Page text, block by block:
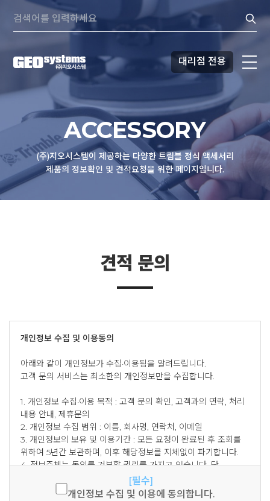
콘텐츠로
바로가기
Search:
대리점 전용
ACCESSORY
(주)지오시스템이 제공하는 다양한 트림블 정식 액세서리
제품의 정보확인 및 견적요청을 위한 페이지입니다.
견적 문의
알려드립니다. 고객 문의 서비스는 최소한의 개인정보만을
연락, 처리 내용 안내, 제휴문의 2. 개인정보 수집 범위 : 이름, 회사명,
연락처, 이메일 3. 개인정보의 보유 및 이용기간 : 모든 요청이 완료된
파기합니다. 4. 정보주체는 동의를 거부할 권리를 가지고 있습니다.
단 동의하지 않으면 서비스를 이용할 수 없습니다.
개인정보 수집 및 이용동의
아래와 같이 개인정보가 수집·이용됨을 알려드립니다.
고객 문의 서비스는 최소한의 개인정보만을 수집합니다.
1. 개인정보 수집·이용 목적 : 고객 문의 확인, 고객과의 연락, 처리
내용 안내, 제휴문의
2. 개인정보 수집 범위 : 이름, 회사명, 연락처, 이메일
3. 개인정보의 보유 및 이용기간 : 모든 요청이 완료된 후 조회를
위하여 5년간 보관하며, 이후 해당정보를 지체없이 파기합니다.
4. 정보주체는 동의를 거부할 권리를 가지고 있습니다. 단
동의하지 않으면 서비스를 이용할 수 없습니다.
[필수]
개인정보 수집 및 이용에 동의합니다.